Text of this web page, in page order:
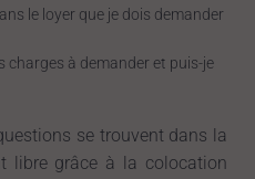
le loyer que je dois demander
charges à demander et puis-je
se trouvent dans la
libre grâce à la colocation